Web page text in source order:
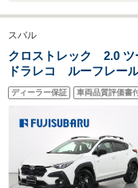
スバル
クロストレック 2.0
ドラレコ ルーフレー
コン ツーリングアシ
車 ワンオーナー マ
ト ステアリングヒータ
ディーラー保証 車両品質評価書